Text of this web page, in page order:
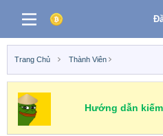
Trang Chủ Thành Viên
Hướng dẫn